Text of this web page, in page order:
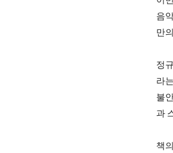
음
만
정
라
불
과
책